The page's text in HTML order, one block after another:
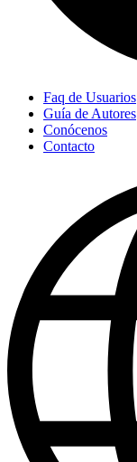
Faq de Usuarios
Guía de Autores
Conócenos
Contacto